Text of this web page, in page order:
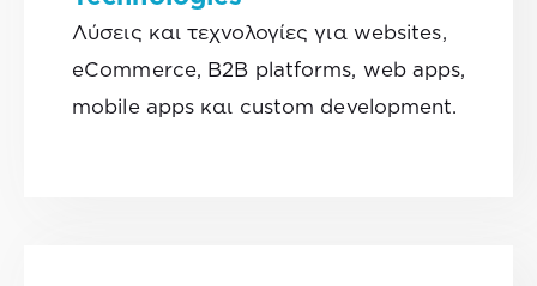
Λύσεις και τεχνολογίες για websites,
eCommerce, B2B platforms, web apps,
mobile apps και custom development.